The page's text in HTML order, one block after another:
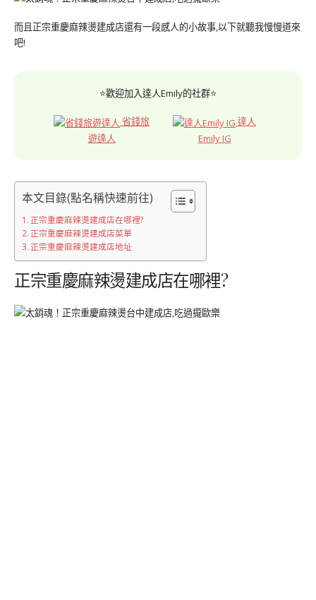
而且正宗重慶麻辣燙建成店還有一段感人的小故事,以下就聽我慢慢道來
吧!
⭐歡迎加入達人Emily的社群⭐
省錢旅
遊達人
達人
Emily IG
本文目錄(點名稱快速前往)
正宗重慶麻辣燙建成店在哪裡?
正宗重慶麻辣燙建成店菜單
正宗重慶麻辣燙建成店地址
正宗重慶麻辣燙建成店在哪裡?